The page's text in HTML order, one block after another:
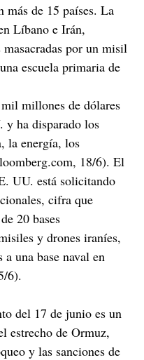
más de 15 países. La
Líbano e Irán,
por un misil
escuela primaria de
millones de dólares
y ha disparado los
la energía, los
18/6). El
UU. está solicitando
cifra que
20 bases
y drones iraníes,
una base naval en
6).
del 17 de junio es un
estrecho de Ormuz,
y las sanciones de